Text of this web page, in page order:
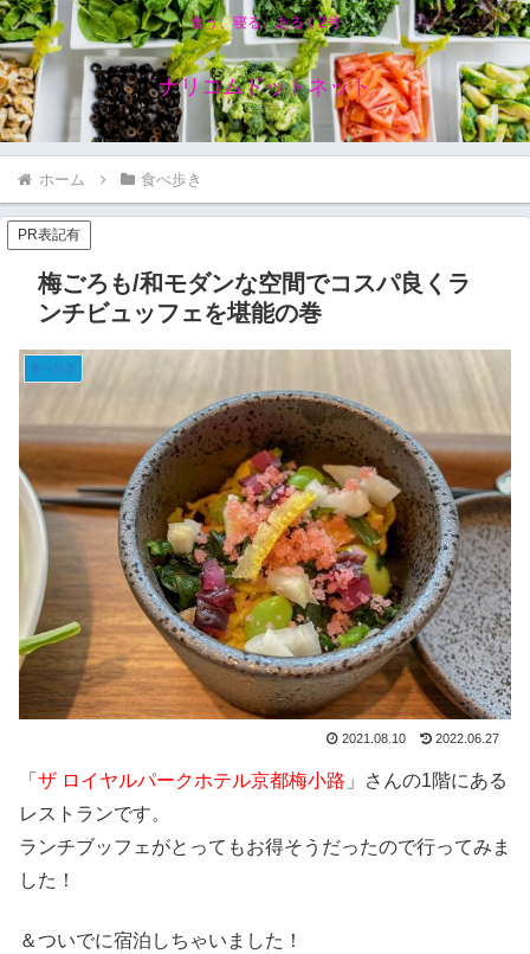
食う、寝る、あるく2号
ナリコムドットネット
ホーム 食べ歩き
PR表記有
梅ごろも/和モダンな空間でコスパ良くラ
ンチビュッフェを堪能の巻
食べ歩き
2021.08.10 2022.06.27
「 ザ ロイヤルパークホテル京都梅小路 」さんの1階にある
レストランです。
ランチブッフェがとってもお得そうだったので行ってみま
した！
＆ついでに宿泊しちゃいました！